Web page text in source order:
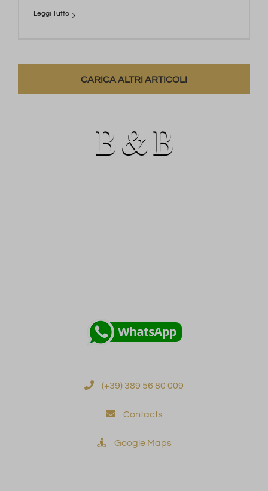
CARICA ALTRI ARTICOLI
(+39) 389 56 80 009
Contacts
Google Maps